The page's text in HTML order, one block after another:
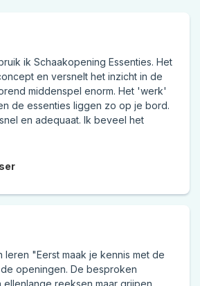
ik Schaakopening Essenties. Het
en versnelt het inzicht in de
middenspel enorm. Het 'werk'
de essenties liggen zo op je bord.
en adequaat. Ik beveel het
leren "Eerst maak je kennis met de
openingen. De besproken
ellenlange reeksen maar grijpen